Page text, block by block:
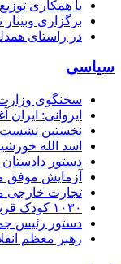
با همکاری
برگزاری
در راستای
سیاسی
سخنگوی وزارت
ایروانی:
نخستین نشست
اسد الله
دستور
آزمایش موفق
تجارت خارجی
۱۰۳۰ کودک قربانی جنایت صهیونیست‌ها
دستور رئیس
رهبر معظم